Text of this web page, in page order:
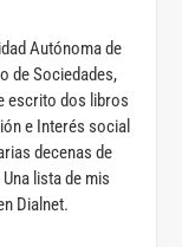
Autónoma de
de Sociedades,
escrito dos libros
e Interés social
decenas de
lista de mis
Dialnet.